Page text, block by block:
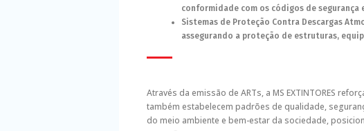
conformidade com os códigos de segurança
Sistemas de Proteção Contra Descargas
assegurando a proteção de estruturas,
Através da emissão de ARTs, a MS EXTINTORES
também estabelecem padrões de qualidade,
do meio ambiente e bem-estar da sociedade,